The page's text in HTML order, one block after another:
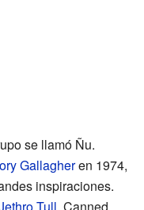
se llamó Ñu.
Gallagheren 1974,
inspiraciones.